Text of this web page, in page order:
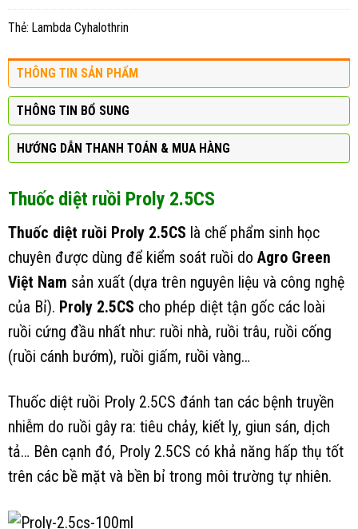
Thẻ: Lambda Cyhalothrin
THÔNG TIN SẢN PHẨM
THÔNG TIN BỔ SUNG
HƯỚNG DẪN THANH TOÁN & MUA HÀNG
Thuốc diệt ruồi Proly 2.5CS
Thuốc diệt ruồi Proly 2.5CS là chế phẩm sinh học
chuyên được dùng để kiểm soát ruồi do Agro Green
Việt Nam sản xuất (dựa trên nguyên liệu và công nghệ
của Bỉ). Proly 2.5CS cho phép diệt tận gốc các loài
ruồi cứng đầu nhất như: ruồi nhà, ruồi trâu, ruồi cống
(ruồi cánh bướm), ruồi giấm, ruồi vàng…
Thuốc diệt ruồi Proly 2.5CS đánh tan các bệnh truyền
nhiễm do ruồi gây ra: tiêu chảy, kiết lỵ, giun sán, dịch
tả… Bên cạnh đó, Proly 2.5CS có khả năng hấp thụ tốt
trên các bề mặt và bền bỉ trong môi trường tự nhiên.